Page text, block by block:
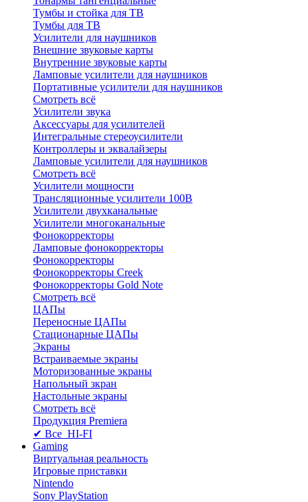
Тумбы и стойка для ТВ
Тумбы для ТВ
Усилители для наушников
Внешние звуковые карты
Внутренние звуковые карты
Ламповые усилители для наушников
Портативные усилители для наушников
Смотреть всё
Усилители звука
Аксессуары для усилителей
Интегральные стереоусилители
Контроллеры и эквалайзеры
Ламповые усилители для наушников
Смотреть всё
Усилители мощности
Трансляционные усилители 100В
Усилители двухканальные
Усилители многоканальные
Фонокорректоры
Ламповые фонокорректоры
Фонокорректоры
Фонокорректоры Creek
Фонокорректоры Gold Note
Смотреть всё
ЦАПы
Переносные ЦАПы
Стационарные ЦАПы
Экраны
Встраиваемые экраны
Моторизованные экраны
Напольный зкран
Настольные экраны
Смотреть всё
Продукция Premiera
✔ Все HI-FI
Gaming
Виртуальная реальность
Игровые приставки
Nintendo
Sony PlayStation